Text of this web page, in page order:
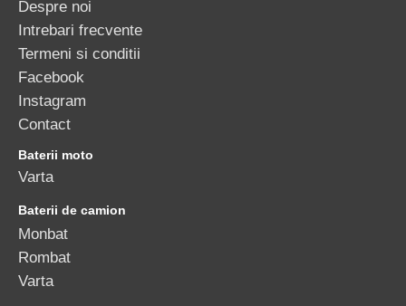
Despre noi
Intrebari frecvente
Termeni si conditii
Facebook
Instagram
Contact
Baterii moto
Varta
Baterii de camion
Monbat
Rombat
Varta